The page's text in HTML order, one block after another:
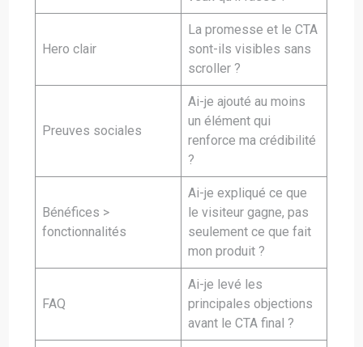
Hero clair
La promesse et le CTA
sont-ils visibles sans
scroller ?
Preuves sociales
Ai-je ajouté au moins
un élément qui
renforce ma crédibilité
?
Bénéfices >
fonctionnalités
Ai-je expliqué ce que
le visiteur gagne, pas
seulement ce que fait
mon produit ?
FAQ
Ai-je levé les
principales objections
avant le CTA final ?